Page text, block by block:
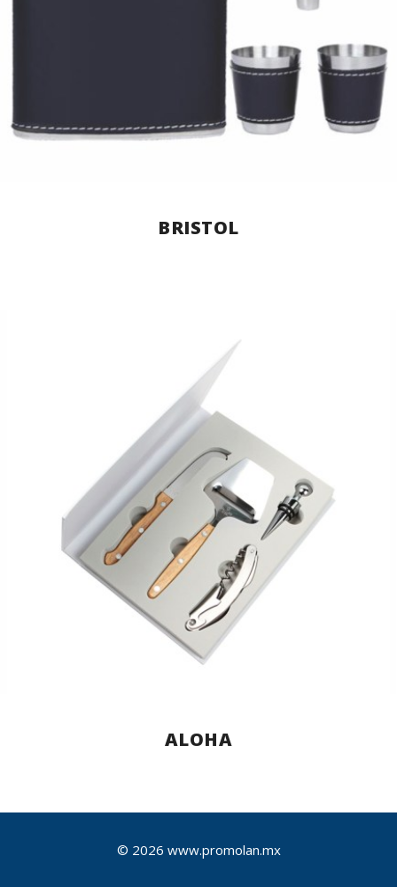
BRISTOL
ALOHA
© 2026 www.promolan.mx